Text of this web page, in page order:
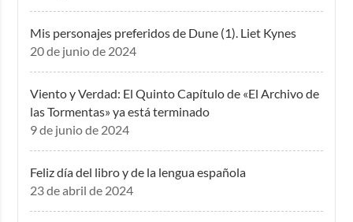
Mis personajes preferidos de Dune (1). Liet Kynes
20 de junio de 2024
Viento y Verdad: El Quinto Capítulo de «El Archivo de
las Tormentas» ya está terminado
9 de junio de 2024
Feliz día del libro y de la lengua española
23 de abril de 2024